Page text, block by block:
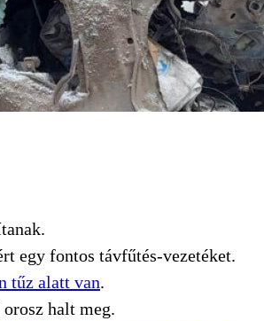
egy fontos távfűtés-vezetéket.
tűz alatt van.
halt meg.